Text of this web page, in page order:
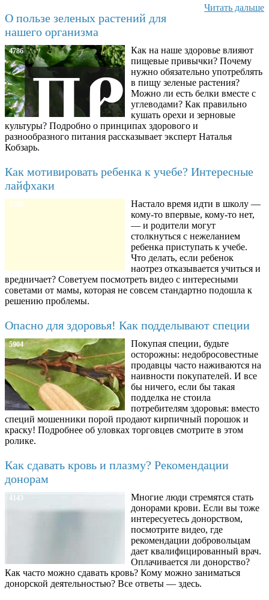
Читать дальше
О пользе зеленых растений для
нашего организма
4786
Как на наше здоровье влияют
пищевые привычки? Почему
нужно обязательно употреблять
в пищу зеленые растения?
Можно ли есть белки вместе с
углеводами? Как правильно
кушать орехи и зерновые
культуры? Подробно о принципах здорового и
разнообразного питания рассказывает эксперт Наталья
Кобзарь.
Как мотивировать ребенка к учебе? Интересные
лайфхаки
8780
Настало время идти в школу —
кому-то впервые, кому-то нет,
— и родители могут
столкнуться с нежеланием
ребенка приступать к учебе.
Что делать, если ребенок
наотрез отказывается учиться и
вредничает? Советуем посмотреть видео с интересными
советами от мамы, которая не совсем стандартно подошла к
решению проблемы.
Опасно для здоровья! Как подделывают специи
5904
Покупая специи, будьте
осторожны: недобросовестные
продавцы часто наживаются на
наивности покупателей. И все
бы ничего, если бы такая
подделка не стоила
потребителям здоровья: вместо
специй мошенники порой продают кирпичный порошок и
краску! Подробнее об уловках торговцев смотрите в этом
ролике.
Как сдавать кровь и плазму? Рекомендации
донорам
4143
Многие люди стремятся стать
донорами крови. Если вы тоже
интересуетесь донорством,
посмотрите видео, где
рекомендации добровольцам
дает квалифицированный врач.
Оплачивается ли донорство?
Как часто можно сдавать кровь? Кому можно заниматься
донорской деятельностью? Все ответы — здесь.